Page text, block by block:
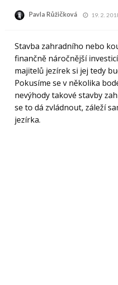
Pavla Růžičková 19. 2.
Stavba zahradního nebo
finančně náročnější
majitelů jezírek si jej tedy
Pokusíme se v několika
nevýhody takové stavby
se to dá zvládnout, záleží
jezírka.